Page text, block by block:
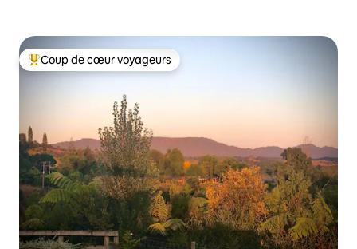
Coups de cœur voyageurs les plus appréciés
Coup de cœur voyageurs